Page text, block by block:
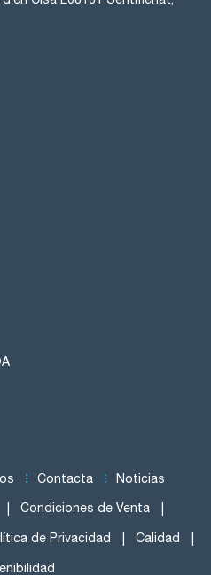
Contacta Noticias
Condiciones de Venta
de Privacidad Calidad